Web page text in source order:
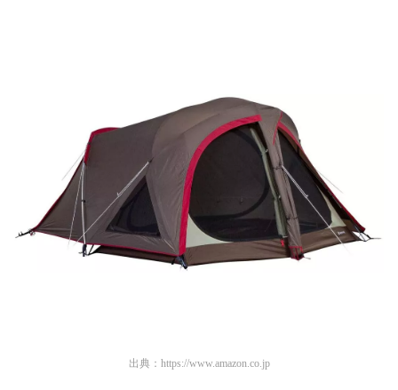
出典： https://www.amazon.co.jp